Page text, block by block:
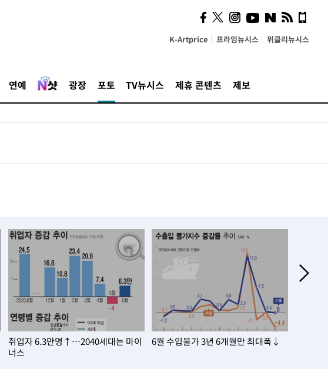
K-Artprice 프라임뉴시스 위클리뉴시스
연예 광장 포토 TV뉴시스 제휴 콘텐츠 제보
취업자 6.3만명↑…2040세대는 마이
너스
6월 수입물가 3년 6개월만 최대폭↓